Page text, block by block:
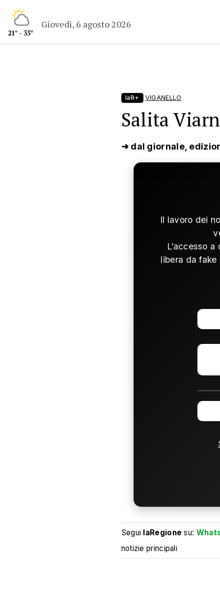
21° - 35°
Giovedì, 6 agosto 2026
laR+ VIGANELLO
Salita
➜ dal giornale,
Il lavoro dei
L’accesso
libera da
Segui laRegione su:
notizie principali